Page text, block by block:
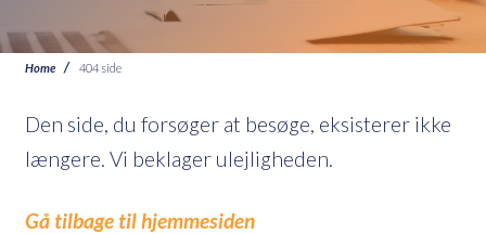
Home 404 side
Den side, du forsøger at besøge, eksisterer ikke
længere. Vi beklager ulejligheden.
Gå tilbage til hjemmesiden